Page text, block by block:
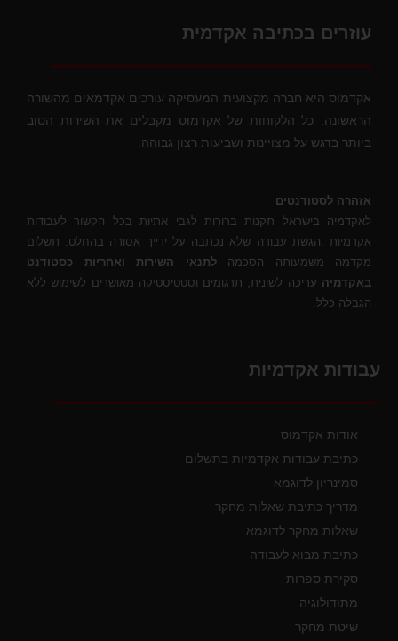
עוזרים בכתיבה אקדמית
אקדמוס היא חברה מקצועית המעסיקה עורכים אקדמאים מהשורה
הראשונה. כל הלקוחות של אקדמוס מקבלים את השירות הטוב
ביותר בדגש על מצויינות ושביעות רצון גבוהה.
אזהרה לסטודנטים
לאקדמיה בישראל תקנות ברורות לגבי אתיות בכל הקשור לעבודות
אקדמיות .הגשת עבודה שלא נכתבה על ידייך אסורה בהחלט. תשלום
מקדמה משמעותה הסכמהלתנאי השירות ואחריות כסטודנט
באקדמיה עריכה לשונית, תרגומים וסטטיסטיקה מאושרים לשימוש ללא
הגבלה כלל.
עבודות אקדמיות
אודות אקדמוס
כתיבת עבודות אקדמיות בתשלום
סמינריון לדוגמא
מדריך כתיבת שאלות מחקר
שאלות מחקר לדוגמא
כתיבת מבוא לעבודה
סקירת ספרות
מתודולוגיה
שיטת מחקר